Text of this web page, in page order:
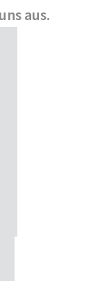
aus.